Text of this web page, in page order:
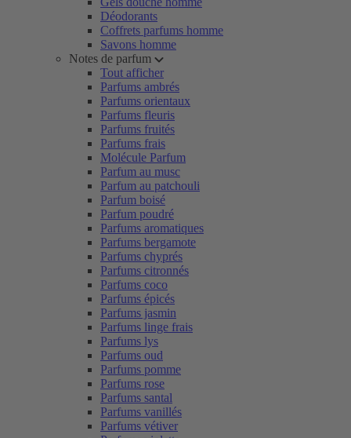
Déodorants
Coffrets parfums homme
Savons homme
Notes de parfum
Tout afficher
Parfums ambrés
Parfums orientaux
Parfums fleuris
Parfums fruités
Parfums frais
Molécule Parfum
Parfum au musc
Parfum au patchouli
Parfum boisé
Parfum poudré
Parfums aromatiques
Parfums bergamote
Parfums chyprés
Parfums citronnés
Parfums coco
Parfums épicés
Parfums jasmin
Parfums linge frais
Parfums lys
Parfums oud
Parfums pomme
Parfums rose
Parfums santal
Parfums vanillés
Parfums vétiver